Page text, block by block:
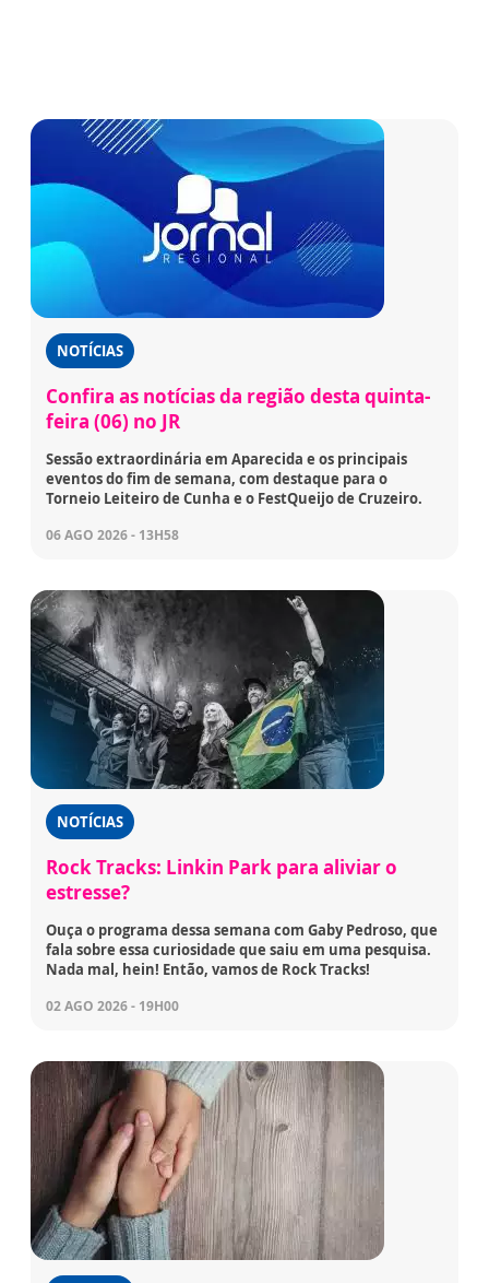
NOTÍCIAS
Confira as notícias da região desta quinta-
feira (06) no JR
Sessão extraordinária em Aparecida e os principais
eventos do fim de semana, com destaque para o
Torneio Leiteiro de Cunha e o FestQueijo de Cruzeiro.
06 AGO 2026 - 13H58
NOTÍCIAS
Rock Tracks: Linkin Park para aliviar o
estresse?
Ouça o programa dessa semana com Gaby Pedroso, que
fala sobre essa curiosidade que saiu em uma pesquisa.
Nada mal, hein! Então, vamos de Rock Tracks!
02 AGO 2026 - 19H00